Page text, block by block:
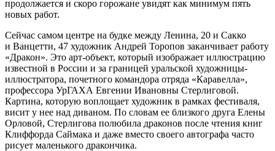
продолжается и скоро горожане увидят как минимум пять
новых работ.
Сейчас самом центре на будке между Ленина, 20 и Сакко
и Ванцетти, 47 художник Андрей Торопов заканчивает работу
«Дракон». Это арт-объект, который изображает иллюстрацию
известной в России и за границей уральской художницы-
иллюстратора, почетного командора отряда «Каравелла»,
профессора УрГАХА Евгении Ивановны Стерлиговой.
Картина, которую воплощает художник в рамках фестиваля,
висит у нее над диваном. По словам ее близкого друга Елены
Орловой, Стерлигова полюбила драконов после чтения книг
Клиффорда Саймака и даже вместо своего автографа часто
рисует маленького дракончика.